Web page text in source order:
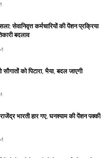
सेवानिवृत्त कर्मचारियों की पेंशन प्रक्रिया
बदलाव
को पिटारा, भैया, बदल जाएगी
राजेंद्र भारती हार गए, घनश्याम की पेंशन पक्की